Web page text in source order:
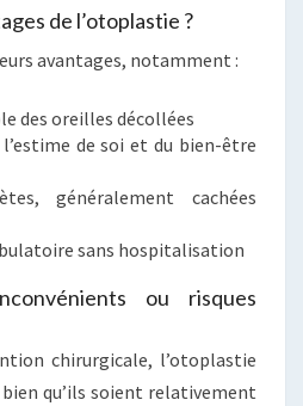
de l’otoplastie ?
avantages, notamment :
des oreilles décollées
de soi et du bien-être
généralement cachées
sans hospitalisation
ou risques
chirurgicale, l’otoplastie
qu’ils soient relativement